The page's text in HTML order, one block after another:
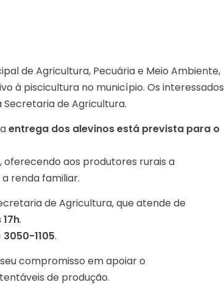
de Agricultura, Pecuária e Meio Ambiente,
à piscicultura no município. Os interessados
de Agricultura.
entrega dos alevinos está prevista para o
aos produtores rurais a
renda familiar.
de Agricultura, que atende de
.
1105.
compromisso em apoiar o
de produção.